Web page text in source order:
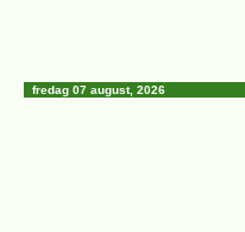
fredag 07 august, 2026